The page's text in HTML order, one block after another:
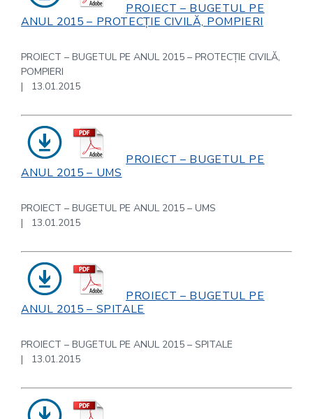
PROIECT – BUGETUL PE
ANUL 2015 – PROTECȚIE CIVILĂ, POMPIERI
PROIECT – BUGETUL PE ANUL 2015 – PROTECȚIE CIVILĂ,
POMPIERI
| 13.01.2015
PROIECT – BUGETUL PE
ANUL 2015 – UMS
PROIECT – BUGETUL PE ANUL 2015 – UMS
| 13.01.2015
PROIECT – BUGETUL PE
ANUL 2015 – SPITALE
PROIECT – BUGETUL PE ANUL 2015 – SPITALE
| 13.01.2015